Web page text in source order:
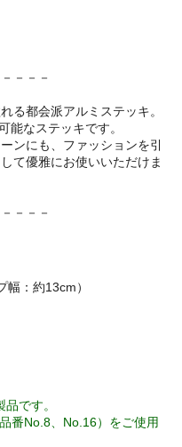
－－－
る都会派アルミステッキ。
能なステッキです。
ンにも、ファッションを引
て優雅にお使いいただけま
－－－
：約13cm）
です。
番No.8、No.16）をご使用